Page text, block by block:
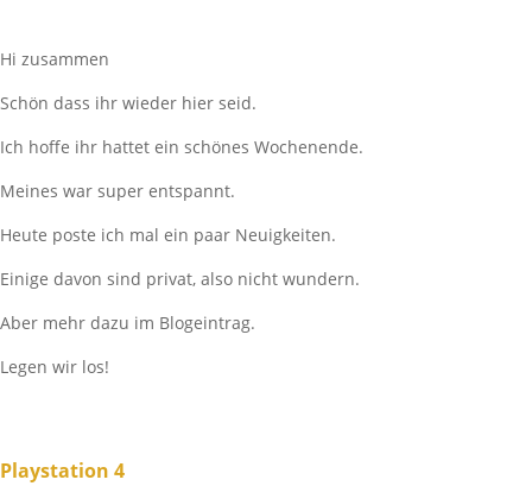
Hi zusammen
Schön dass ihr wieder hier seid.
Ich hoffe ihr hattet ein schönes Wochenende.
Meines war super entspannt.
Heute poste ich mal ein paar Neuigkeiten.
Einige davon sind privat, also nicht wundern.
Aber mehr dazu im Blogeintrag.
Legen wir los!
Playstation 4